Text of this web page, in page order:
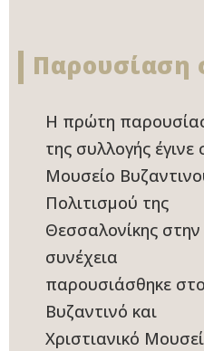
Παρουσίαση
Η πρώτη
της συλλογής έγινε
Μουσείο
Πολιτισμού της
Θεσσαλονίκης στην
συνέχεια
παρουσιάσθηκε στο
Βυζαντινό και
Χριστιανικό